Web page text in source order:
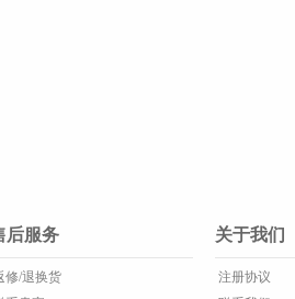
后服务
修/退换货
关于我们
注册协议